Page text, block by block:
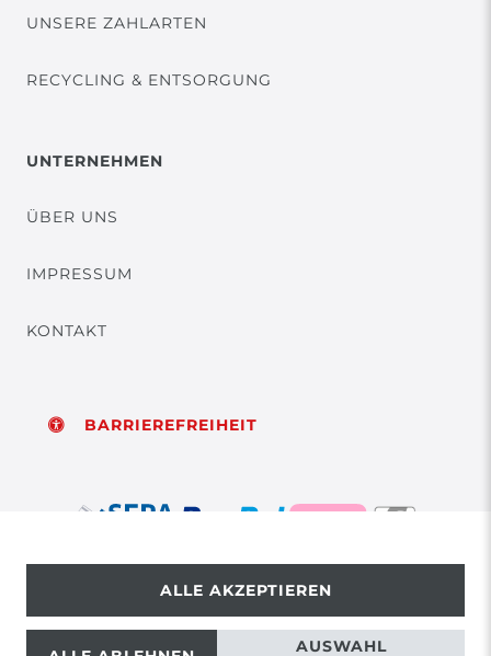
UNSERE ZAHLARTEN
RECYCLING & ENTSORGUNG
UNTERNEHMEN
ÜBER UNS
IMPRESSUM
KONTAKT
BARRIEREFREIHEIT
© Copyright 2026 | Alle Rechte vorbehalten.
ALLE AKZEPTIEREN
AUSWAHL